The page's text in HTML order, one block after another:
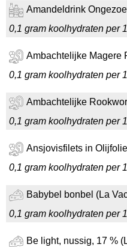
Amandeldrink
0,1 gram koolhydraten per
Ambachtelijke Magere
0,1 gram koolhydraten per
Ambachtelijke
0,1 gram koolhydraten per
Ansjovisfilets in
0,1 gram koolhydraten per
Babybel bonbel (La
0,1 gram koolhydraten per
Be light, nussig, 17 %